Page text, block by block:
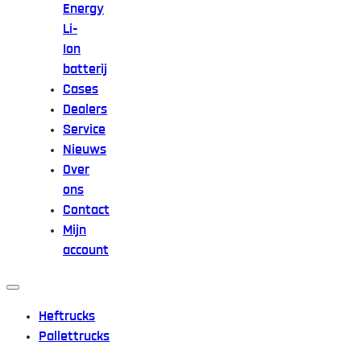
Energy
Li-
Ion
batterij
Cases
Dealers
Service
Nieuws
Over
ons
Contact
Mijn
account
Heftrucks
Pallettrucks